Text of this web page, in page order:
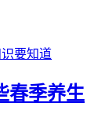
春季养生